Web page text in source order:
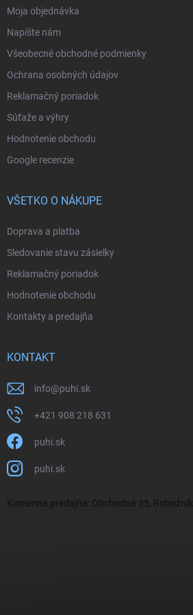
Moja objednávka
Napíšte nám
Všeobecné obchodné podmienky
Ochrana osobných údajov
Reklamačný poriadok
Súťaže a výhry
Hodnotenie obchodu
Google recenzie
VŠETKO O NÁKUPE
Doprava a platba
Sledovanie stavu zásielky
Reklamačný poriadok
Hodnotenie obchodu
Kontakty a predajňa
KONTAKT
info@puhi.sk
+421 908 218 631
puhi.sk
puhi.sk
Kamenná predajňa: Obchodná 35, Rohožník